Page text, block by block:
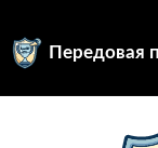
Передовая